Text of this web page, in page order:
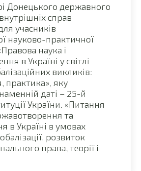
Донецького державного
справ
учасників
науково-практичної
наука і
в Україні у світлі
викликів:
практика», яку
даті – 25-й
України. «Питання
та
в Україні в умовах
розвиток
права, теорії і